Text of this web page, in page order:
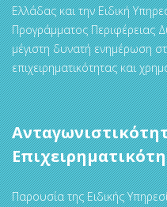
Ελλάδας και την Ειδική
Προγράμματος Περιφέρειας
μέγιστη δυνατή ενημέρωση
επιχειρηματικότητας και
Παρουσία της Ειδικής